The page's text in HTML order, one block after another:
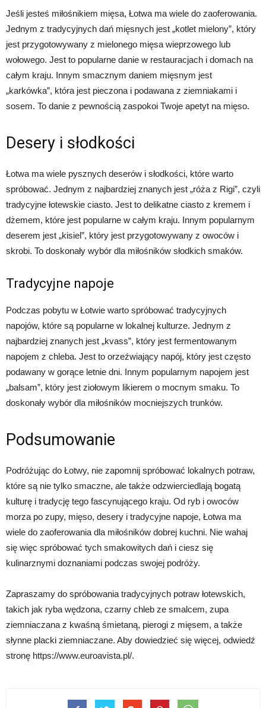
Jeśli jesteś miłośnikiem mięsa, Łotwa ma wiele do zaoferowania.
Jednym z tradycyjnych dań mięsnych jest „kotlet mielony”, który
jest przygotowywany z mielonego mięsa wieprzowego lub
wołowego. Jest to popularne danie w restauracjach i domach na
całym kraju. Innym smacznym daniem mięsnym jest
„karkówka”, która jest pieczona i podawana z ziemniakami i
sosem. To danie z pewnością zaspokoi Twoje apetyt na mięso.
Desery i słodkości
Łotwa ma wiele pysznych deserów i słodkości, które warto
spróbować. Jednym z najbardziej znanych jest „róża z Rigi”, czyli
tradycyjne łotewskie ciasto. Jest to delikatne ciasto z kremem i
dżemem, które jest popularne w całym kraju. Innym popularnym
deserem jest „kisiel”, który jest przygotowywany z owoców i
skrobi. To doskonały wybór dla miłośników słodkich smaków.
Tradycyjne napoje
Podczas pobytu w Łotwie warto spróbować tradycyjnych
napojów, które są popularne w lokalnej kulturze. Jednym z
najbardziej znanych jest „kvass”, który jest fermentowanym
napojem z chleba. Jest to orzeźwiający napój, który jest często
podawany w gorące letnie dni. Innym popularnym napojem jest
„balsam”, który jest ziołowym likierem o mocnym smaku. To
doskonały wybór dla miłośników mocniejszych trunków.
Podsumowanie
Podróżując do Łotwy, nie zapomnij spróbować lokalnych potraw,
które są nie tylko smaczne, ale także odzwierciedlają bogatą
kulturę i tradycję tego fascynującego kraju. Od ryb i owoców
morza po zupy, mięso, desery i tradycyjne napoje, Łotwa ma
wiele do zaoferowania dla miłośników dobrej kuchni. Nie wahaj
się więc spróbować tych smakowitych dań i ciesz się
kulinarznymi doznaniami podczas swojej podróży.
Zapraszamy do spróbowania tradycyjnych potraw łotewskich,
takich jak ryba wędzona, czarny chleb ze smalcem, zupa
ziemniaczana z kwaśną śmietaną, pierogi z mięsem, a także
słynne placki ziemniaczane. Aby dowiedzieć się więcej, odwiedź
stronę https://www.euroavista.pl/.